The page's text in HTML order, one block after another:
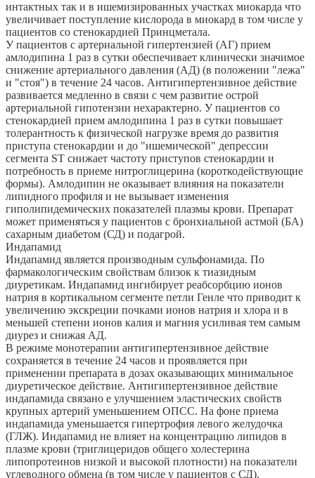
интактных так и в ишемизированных участках миокарда что
увеличивает поступление кислорода в миокард в том числе у
пациентов со стенокардией Принцметала.
У пациентов с артериальной гипертензией (АГ) прием
амлодипина 1 раз в сутки обеспечивает клинически значимое
снижение артериального давления (АД) (в положении "лежа"
и "стоя") в течение 24 часов. Антигипертензивное действие
развивается медленно в связи с чем развитие острой
артериальной гипотензии нехарактерно. У пациентов со
стенокардией прием амлодипина 1 раз в сутки повышает
толерантность к физической нагрузке время до развития
приступа стенокардии и до "ишемической" депрессии
сегмента ST снижает частоту приступов стенокардии и
потребность в приеме нитроглицерина (короткодействующие
формы). Амлодипин не оказывает влияния на показатели
липидного профиля и не вызывает изменения
гиполипидемических показателей плазмы крови. Препарат
может применяться у пациентов с бронхиальной астмой (БА)
сахарным диабетом (СД) и подагрой.
Индапамид
Индапамид является производным сульфонамида. По
фармакологическим свойствам близок к тиазидным
диуретикам. Индапамид ингибирует реабсорбцию ионов
натрия в кортикальном сегменте петли Генле что приводит к
увеличению экскреции почками ионов натрия и хлора и в
меньшей степени ионов калия и магния усиливая тем самым
диурез и снижая АД.
В режиме монотерапии антигипертензивное действие
сохраняется в течение 24 часов и проявляется при
применении препарата в дозах оказывающих минимальное
диуретическое действие. Антигипертензивное действие
индапамида связано е улучшением эластических свойств
крупных артерий уменьшением ОПСС. На фоне приема
индапамида уменьшается гипертрофия левого желудочка
(ГЛЖ). Индапамид не влияет на концентрацию липидов в
плазме крови (триглицеридов общего холестерина
липопротеинов низкой и высокой плотности) на показатели
углеводного обмена (в том числе у пациентов с СД).